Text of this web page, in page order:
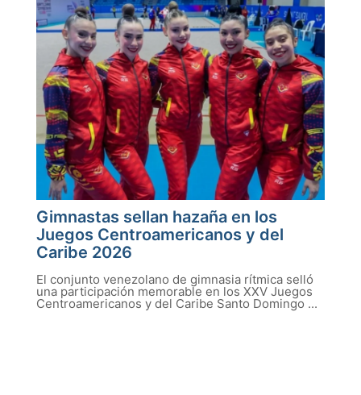
Gimnastas sellan hazaña en los
Juegos Centroamericanos y del
Caribe 2026
El conjunto venezolano de gimnasia rítmica selló
una participación memorable en los XXV Juegos
Centroamericanos y del Caribe Santo Domingo ...